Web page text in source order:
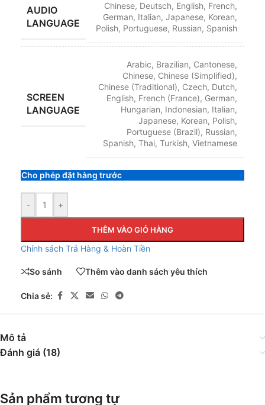
AUDIO
LANGUAGE
Chinese, Deutsch, English, French,
German, Italian, Japanese, Korean,
Polish, Portuguese, Russian, Spanish
SCREEN
LANGUAGE
Arabic, Brazilian, Cantonese,
Chinese, Chinese (Simplified),
Chinese (Traditional), Czech, Dutch,
English, French (France), German,
Hungarian, Indonesian, Italian,
Japanese, Korean, Polish,
Portuguese (Brazil), Russian,
Spanish, Thai, Turkish, Vietnamese
Cho phép đặt hàng trước
- +
THÊM VÀO GIỎ HÀNG
Chính sách Trả Hàng & Hoàn Tiền
So sánh Thêm vào danh sách yêu thích
Chia sẻ:
Mô tả
Đánh giá (18)
Sản phẩm tương tự